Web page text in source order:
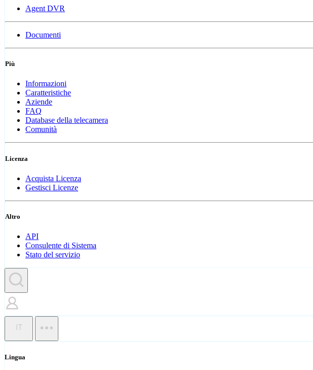
Agent DVR
Documenti
Più
Informazioni
Caratteristiche
Aziende
FAQ
Database della telecamera
Comunità
Licenza
Acquista Licenza
Gestisci Licenze
Altro
API
Consulente di Sistema
Stato del servizio
IT
Lingua